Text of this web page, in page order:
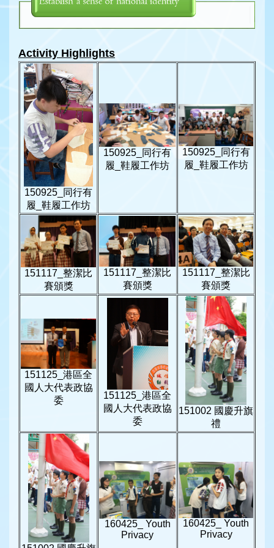
Activity Highlights
150925_同行有
履_鞋履工作坊
150925_同行有
履_鞋履工作坊
150925_同行有
履_鞋履工作坊
151117_整潔比
賽頒獎
151117_整潔比
賽頒獎
151117_整潔比
賽頒獎
151125_港區全
國人大代表政協
委
151125_港區全
國人大代表政協
委
151002 國慶升旗
禮
160425_ Youth
Privacy
160425_ Youth
Privacy